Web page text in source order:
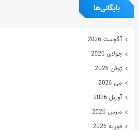
بایگانی‌ها
آگوست 2026
جولای 2026
ژوئن 2026
می 2026
آوریل 2026
مارس 2026
فوریه 2026